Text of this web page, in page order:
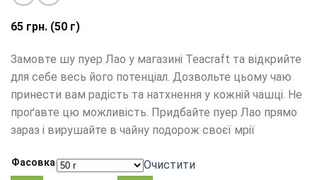
65 грн. (50 г)
Замовте шу пуер Лао у магазині Teacraft та відкрийте
для себе весь його потенціал. Дозвольте цьому чаю
принести вам радість та натхнення у кожній чашці. Не
проґавте цю можливість. Придбайте пуер Лао прямо
зараз і вирушайте в чайну подорож своєї мрії
Фасовка Очистити